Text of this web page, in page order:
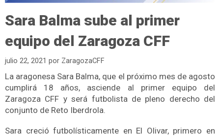
Sara Balma sube al primer
equipo del Zaragoza CFF
julio 22, 2021 por ZaragozaCFF
La aragonesa Sara Balma, que el próximo mes de agosto
cumplirá 18 años, asciende al primer equipo del
Zaragoza CFF y será futbolista de pleno derecho del
conjunto de Reto Iberdrola.
Sara creció futbolísticamente en El Olivar, primero en